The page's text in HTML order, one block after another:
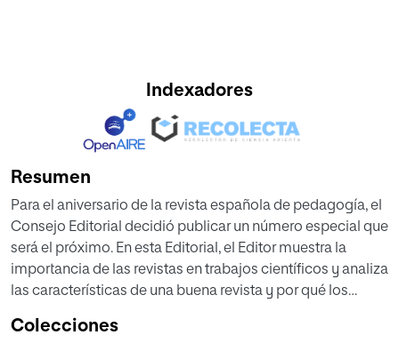
Indexadores
Resumen
Para el aniversario de la revista española de pedagogía, el
Consejo Editorial decidió publicar un número especial que
será el próximo. En esta Editorial, el Editor muestra la
importancia de las revistas en trabajos científicos y analiza
las características de una buena revista y por qué los
varios datos sobre la revista española de pedagogía: sus
Colecciones